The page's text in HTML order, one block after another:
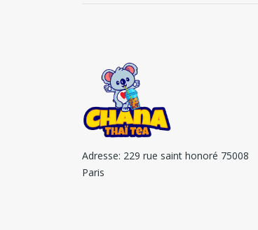
Adresse: 229 rue saint honoré 75008
Paris